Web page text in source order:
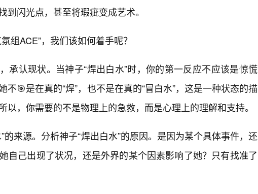
到闪光点，甚至将瑕疵变成艺术。
组ACE”，我们该如何着手呢？
承认现状。当神子“焊出白水”时，你的第一反应不应该是惊慌
不🎯是在真的“焊”，也不是在真的“冒白水”，这是一种状态的描
以，你需要的不是物理上的急救，而是心理上的理解和支持。
的来源。分析神子“焊出白水”的原因。是因为某个具体事件，还
自己出现了状况，还是外界的某个因素影响了她？只有找准了